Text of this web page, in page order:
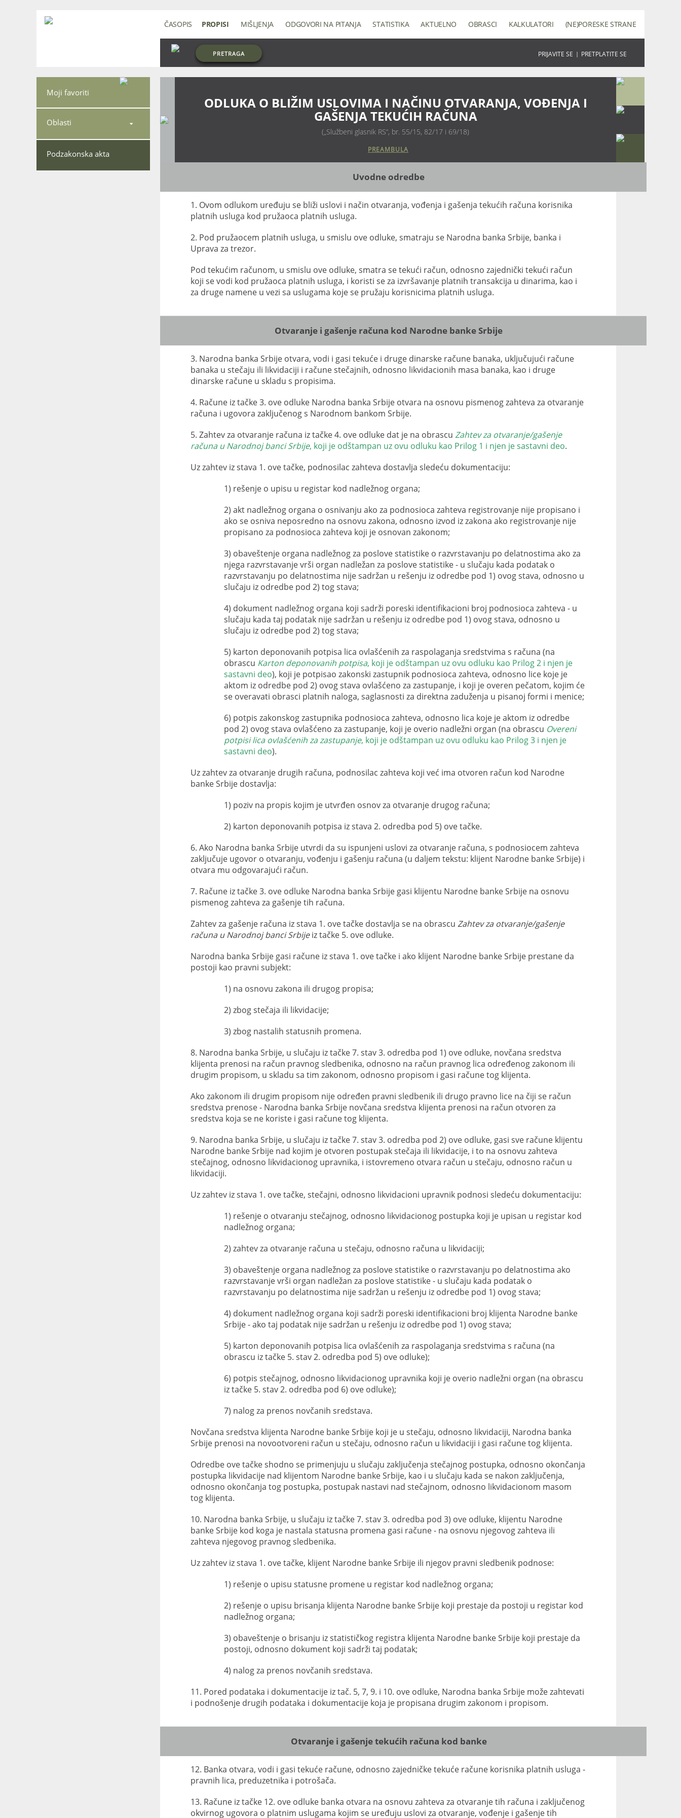
PRETRAGA PRIJAVITE SE | PRETPLATITE SE
ČASOPIS PROPISI MIŠLJENJA ODGOVORI NA PITANJA STATISTIKA AKTUELNO OBRASCI KALKULATORI (NE)PORESKE STRANE
Moji favoriti
Oblasti 
Podzakonska akta
ODLUKA O BLIŽIM USLOVIMA I NAČINU OTVARANJA, VOĐENJA I
GAŠENJA TEKUĆIH RAČUNA
(„Službeni glasnik RS“, br. 55/15, 82/17 i 69/18)
Uvodne odredbe
1. Ovom odlukom uređuju se bliži uslovi i način otvaranja, vođenja i gašenja tekućih računa korisnika
platnih usluga kod pružaoca platnih usluga.
2. Pod pružaocem platnih usluga, u smislu ove odluke, smatraju se Narodna banka Srbije, banka i
Uprava za trezor.
Pod tekućim računom, u smislu ove odluke, smatra se tekući račun, odnosno zajednički tekući račun
koji se vodi kod pružaoca platnih usluga, i koristi se za izvršavanje platnih transakcija u dinarima, kao i
za druge namene u vezi sa uslugama koje se pružaju korisnicima platnih usluga.
Otvaranje i gašenje računa kod Narodne banke Srbije
3. Narodna banka Srbije otvara, vodi i gasi tekuće i druge dinarske račune banaka, uključujući račune
banaka u stečaju ili likvidaciji i račune stečajnih, odnosno likvidacionih masa banaka, kao i druge
dinarske račune u skladu s propisima.
4. Račune iz tačke 3. ove odluke Narodna banka Srbije otvara na osnovu pismenog zahteva za otvaranje
računa i ugovora zaključenog s Narodnom bankom Srbije.
5. Zahtev za otvaranje računa iz tačke 4. ove odluke dat je na obrascu Zahtev za otvaranje/gašenje
računa u Narodnoj banci Srbije, koji je odštampan uz ovu odluku kao Prilog 1 i njen je sastavni deo.
Uz zahtev iz stava 1. ove tačke, podnosilac zahteva dostavlja sledeću dokumentaciju:
1) rešenje o upisu u registar kod nadležnog organa;
2) akt nadležnog organa o osnivanju ako za podnosioca zahteva registrovanje nije propisano i
ako se osniva neposredno na osnovu zakona, odnosno izvod iz zakona ako registrovanje nije
propisano za podnosioca zahteva koji je osnovan zakonom;
3) obaveštenje organa nadležnog za poslove statistike o razvrstavanju po delatnostima ako za
njega razvrstavanje vrši organ nadležan za poslove statistike - u slučaju kada podatak o
razvrstavanju po delatnostima nije sadržan u rešenju iz odredbe pod 1) ovog stava, odnosno u
slučaju iz odredbe pod 2) tog stava;
4) dokument nadležnog organa koji sadrži poreski identifikacioni broj podnosioca zahteva - u
slučaju kada taj podatak nije sadržan u rešenju iz odredbe pod 1) ovog stava, odnosno u
slučaju iz odredbe pod 2) tog stava;
5) karton deponovanih potpisa lica ovlašćenih za raspolaganja sredstvima s računa (na
obrascu Karton deponovanih potpisa, koji je odštampan uz ovu odluku kao Prilog 2 i njen je
sastavni deo), koji je potpisao zakonski zastupnik podnosioca zahteva, odnosno lice koje je
aktom iz odredbe pod 2) ovog stava ovlašćeno za zastupanje, i koji je overen pečatom, kojim će
se overavati obrasci platnih naloga, saglasnosti za direktna zaduženja u pisanoj formi i menice;
6) potpis zakonskog zastupnika podnosioca zahteva, odnosno lica koje je aktom iz odredbe
pod 2) ovog stava ovlašćeno za zastupanje, koji je overio nadležni organ (na obrascu Overeni
potpisi lica ovlašćenih za zastupanje, koji je odštampan uz ovu odluku kao Prilog 3 i njen je
sastavni deo).
Uz zahtev za otvaranje drugih računa, podnosilac zahteva koji već ima otvoren račun kod Narodne
banke Srbije dostavlja:
1) poziv na propis kojim je utvrđen osnov za otvaranje drugog računa;
2) karton deponovanih potpisa iz stava 2. odredba pod 5) ove tačke.
6. Ako Narodna banka Srbije utvrdi da su ispunjeni uslovi za otvaranje računa, s podnosiocem zahteva
zaključuje ugovor o otvaranju, vođenju i gašenju računa (u daljem tekstu: klijent Narodne banke Srbije) i
otvara mu odgovarajući račun.
7. Račune iz tačke 3. ove odluke Narodna banka Srbije gasi klijentu Narodne banke Srbije na osnovu
pismenog zahteva za gašenje tih računa.
Zahtev za gašenje računa iz stava 1. ove tačke dostavlja se na obrascu Zahtev za otvaranje/gašenje
računa u Narodnoj banci Srbijeiz tačke 5. ove odluke.
Narodna banka Srbije gasi račune iz stava 1. ove tačke i ako klijent Narodne banke Srbije prestane da
postoji kao pravni subjekt:
1) na osnovu zakona ili drugog propisa;
2) zbog stečaja ili likvidacije;
3) zbog nastalih statusnih promena.
8. Narodna banka Srbije, u slučaju iz tačke 7. stav 3. odredba pod 1) ove odluke, novčana sredstva
klijenta prenosi na račun pravnog sledbenika, odnosno na račun pravnog lica određenog zakonom ili
drugim propisom, u skladu sa tim zakonom, odnosno propisom i gasi račune tog klijenta.
Ako zakonom ili drugim propisom nije određen pravni sledbenik ili drugo pravno lice na čiji se račun
sredstva prenose - Narodna banka Srbije novčana sredstva klijenta prenosi na račun otvoren za
sredstva koja se ne koriste i gasi račune tog klijenta.
9. Narodna banka Srbije, u slučaju iz tačke 7. stav 3. odredba pod 2) ove odluke, gasi sve račune klijentu
Narodne banke Srbije nad kojim je otvoren postupak stečaja ili likvidacije, i to na osnovu zahteva
stečajnog, odnosno likvidacionog upravnika, i istovremeno otvara račun u stečaju, odnosno račun u
likvidaciji.
Uz zahtev iz stava 1. ove tačke, stečajni, odnosno likvidacioni upravnik podnosi sledeću dokumentaciju:
1) rešenje o otvaranju stečajnog, odnosno likvidacionog postupka koji je upisan u registar kod
nadležnog organa;
2) zahtev za otvaranje računa u stečaju, odnosno računa u likvidaciji;
3) obaveštenje organa nadležnog za poslove statistike o razvrstavanju po delatnostima ako
razvrstavanje vrši organ nadležan za poslove statistike - u slučaju kada podatak o
razvrstavanju po delatnostima nije sadržan u rešenju iz odredbe pod 1) ovog stava;
4) dokument nadležnog organa koji sadrži poreski identifikacioni broj klijenta Narodne banke
Srbije - ako taj podatak nije sadržan u rešenju iz odredbe pod 1) ovog stava;
5) karton deponovanih potpisa lica ovlašćenih za raspolaganja sredstvima s računa (na
obrascu iz tačke 5. stav 2. odredba pod 5) ove odluke);
6) potpis stečajnog, odnosno likvidacionog upravnika koji je overio nadležni organ (na obrascu
iz tačke 5. stav 2. odredba pod 6) ove odluke);
7) nalog za prenos novčanih sredstava.
Novčana sredstva klijenta Narodne banke Srbije koji je u stečaju, odnosno likvidaciji, Narodna banka
Srbije prenosi na novootvoreni račun u stečaju, odnosno račun u likvidaciji i gasi račune tog klijenta.
Odredbe ove tačke shodno se primenjuju u slučaju zaključenja stečajnog postupka, odnosno okončanja
postupka likvidacije nad klijentom Narodne banke Srbije, kao i u slučaju kada se nakon zaključenja,
odnosno okončanja tog postupka, postupak nastavi nad stečajnom, odnosno likvidacionom masom
tog klijenta.
10. Narodna banka Srbije, u slučaju iz tačke 7. stav 3. odredba pod 3) ove odluke, klijentu Narodne
banke Srbije kod koga je nastala statusna promena gasi račune - na osnovu njegovog zahteva ili
zahteva njegovog pravnog sledbenika.
Uz zahtev iz stava 1. ove tačke, klijent Narodne banke Srbije ili njegov pravni sledbenik podnose:
1) rešenje o upisu statusne promene u registar kod nadležnog organa;
2) rešenje o upisu brisanja klijenta Narodne banke Srbije koji prestaje da postoji u registar kod
nadležnog organa;
3) obaveštenje o brisanju iz statističkog registra klijenta Narodne banke Srbije koji prestaje da
postoji, odnosno dokument koji sadrži taj podatak;
4) nalog za prenos novčanih sredstava.
11. Pored podataka i dokumentacije iz tač. 5, 7, 9. i 10. ove odluke, Narodna banka Srbije može zahtevati
i podnošenje drugih podataka i dokumentacije koja je propisana drugim zakonom i propisom.
Otvaranje i gašenje tekućih računa kod banke
12. Banka otvara, vodi i gasi tekuće račune, odnosno zajedničke tekuće račune korisnika platnih usluga -
pravnih lica, preduzetnika i potrošača.
13. Račune iz tačke 12. ove odluke banka otvara na osnovu zahteva za otvaranje tih računa i zaključenog
okvirnog ugovora o platnim uslugama kojim se uređuju uslovi za otvaranje, vođenje i gašenje tih